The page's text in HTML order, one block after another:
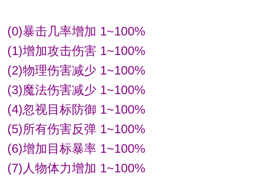
(0)暴击几率增加 1~100%
(1)增加攻击伤害 1~100%
(2)物理伤害减少 1~100%
(3)魔法伤害减少 1~100%
(4)忽视目标防御 1~100%
(5)所有伤害反弹 1~100%
(6)增加目标暴率 1~100%
(7)人物体力增加 1~100%